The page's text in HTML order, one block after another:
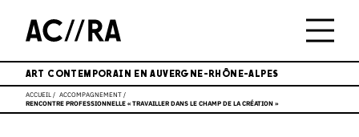
ART CONTEMPORAIN EN AUVERGNE-RHÔNE-ALPES
ACCUEIL
ACCOMPAGNEMENT
RENCONTRE PROFESSIONNELLE « TRAVAILLER DANS LE CHAMP DE LA CRÉATION »